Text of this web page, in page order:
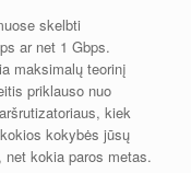
skelbti
ar net 1 Gbps.
maksimalų teorinį
priklauso nuo
kiek
kokybės jūsų
kokia paros metas.